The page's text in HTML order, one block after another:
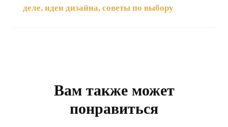
деле, идеи дизайна, советы по выбору
Вам также может
понравиться